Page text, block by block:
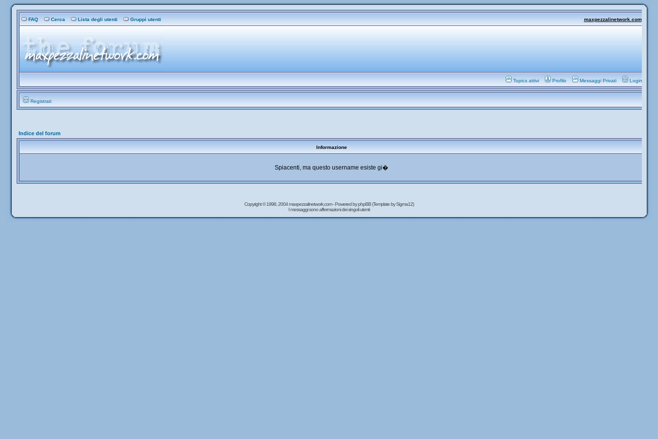
FAQ Cerca Lista degli utenti Gruppi utenti maxpezzalinetwork.com
Topics attivi Profilo Messaggi Privati Login
Registrati
Indice del forum
Informazione
Spiacenti, ma questo username esiste gi�
Copyright © 1998, 2004 maxpezzalinetwork.com - Powered byphpBB(Template by Sigma12)
I messaggi sono affermazioni dei singoli utenti